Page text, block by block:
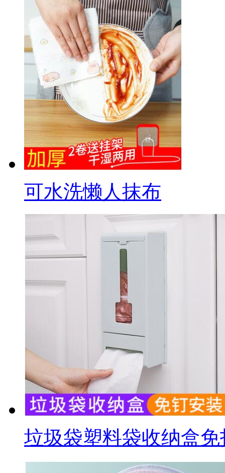
可水洗懒人抹布
垃圾袋塑料袋收纳盒